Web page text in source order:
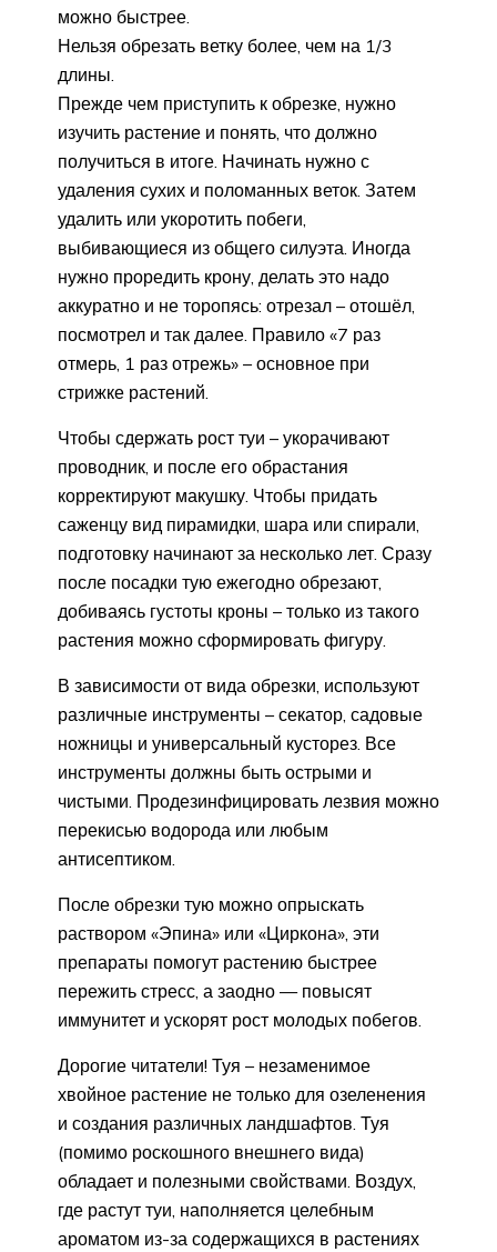
можно быстрее.
Нельзя обрезать ветку более, чем на 1/3
длины.
Прежде чем приступить к обрезке, нужно
изучить растение и понять, что должно
получиться в итоге. Начинать нужно с
удаления сухих и поломанных веток. Затем
удалить или укоротить побеги,
выбивающиеся из общего силуэта. Иногда
нужно проредить крону, делать это надо
аккуратно и не торопясь: отрезал – отошёл,
посмотрел и так далее. Правило «7 раз
отмерь, 1 раз отрежь» – основное при
стрижке растений.
Чтобы сдержать рост туи – укорачивают
проводник, и после его обрастания
корректируют макушку. Чтобы придать
саженцу вид пирамидки, шара или спирали,
подготовку начинают за несколько лет. Сразу
после посадки тую ежегодно обрезают,
добиваясь густоты кроны – только из такого
растения можно сформировать фигуру.
В зависимости от вида обрезки, используют
различные инструменты – секатор, садовые
ножницы и универсальный кусторез. Все
инструменты должны быть острыми и
чистыми. Продезинфицировать лезвия можно
перекисью водорода или любым
антисептиком.
После обрезки тую можно опрыскать
раствором «Эпина» или «Циркона», эти
препараты помогут растению быстрее
пережить стресс, а заодно — повысят
иммунитет и ускорят рост молодых побегов.
Дорогие читатели! Туя – незаменимое
хвойное растение не только для озеленения
и создания различных ландшафтов. Туя
(помимо роскошного внешнего вида)
обладает и полезными свойствами. Воздух,
где растут туи, наполняется целебным
ароматом из-за содержащихся в растениях